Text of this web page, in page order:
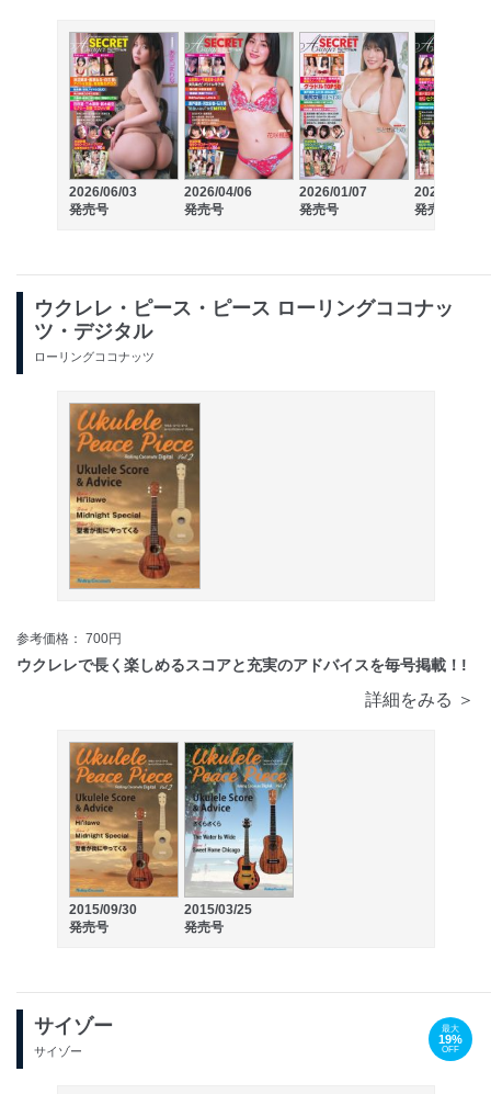
2026/06/03
発売号
2026/04/06
発売号
2026/01/07
発売号
2025/10/06
発売号
ウクレレ・ピース・ピース ローリングココナッ
ツ・デジタル
ローリングココナッツ
参考価格： 700円
ウクレレで長く楽しめるスコアと充実のアドバイスを毎号掲載！!
詳細をみる ＞
2015/09/30
発売号
2015/03/25
発売号
サイゾー
サイゾー
最大
19%
OFF